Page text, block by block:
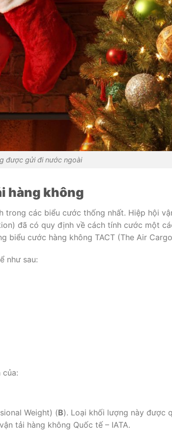
được gửi đi nước ngoài
hàng không
các biểu cước thống nhất. Hiệp hội
đã có quy định về cách tính cước một
biểu cước hàng không TACT (The Air
như sau:
Weight) (B). Loại khối lượng này được
tải hàng không Quốc tế – IATA.